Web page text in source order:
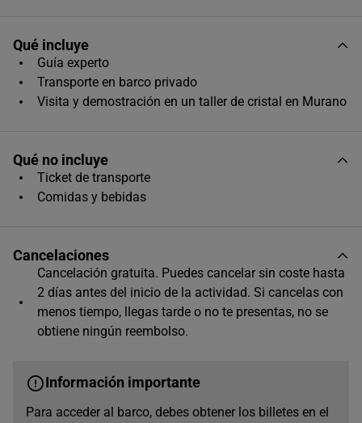
Qué incluye
Guía experto
Transporte en barco privado
Visita y demostración en un taller de cristal en Murano
Qué no incluye
Ticket de transporte
Comidas y bebidas
Cancelaciones
Cancelación gratuita. Puedes cancelar sin coste hasta
2 días antes del inicio de la actividad. Si cancelas con
menos tiempo, llegas tarde o no te presentas, no se
obtiene ningún reembolso.
Información importante
Para acceder al barco, debes obtener los billetes en el